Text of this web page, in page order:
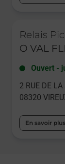
Relais
O VAL
Ouvert -
2 RUE DE LA
08320
En savoir plus